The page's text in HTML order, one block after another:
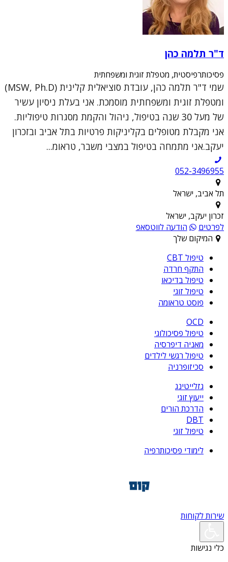
ד"ר תלמה כהן
פסיכותרפיסטית, מטפלת זוגית ומשפחתית
שמי ד"ר תלמה כהן, עובדת סוציאלית קלינית (MSW, Ph.D)
ומטפלת זוגית ומשפחתית מוסמכת. אני בעלת ניסיון עשיר
של מעל 30 שנה בטיפול, ניהול והקמת מסגרות טיפוליות.
אני מקבלת מטופלים בקליניקות פרטיות בתל אביב ובזכרון
יעקב.אני מתמחה בטיפול במצבי משבר, טראומ...
052-3496955
תל אביב, ישראל
זכרון יעקב, ישראל
לפרטים
הודעה לווטסאפ
המיקום שלך
טיפול CBT
התקף חרדה
טיפול בדיכאו
טיפול זוגי
פוסט טראומה
OCD
טיפול פסיכולוגי
מאניה דיפרסיה
טיפול רגשי לילדים
סכיזופרניה
גזלייטינג
ייעוץ זוגי
הדרכת הורים
DBT
טיפול זוגי
לימודי פסיכותרפיה
שירות לקוחות
כלי נגישות